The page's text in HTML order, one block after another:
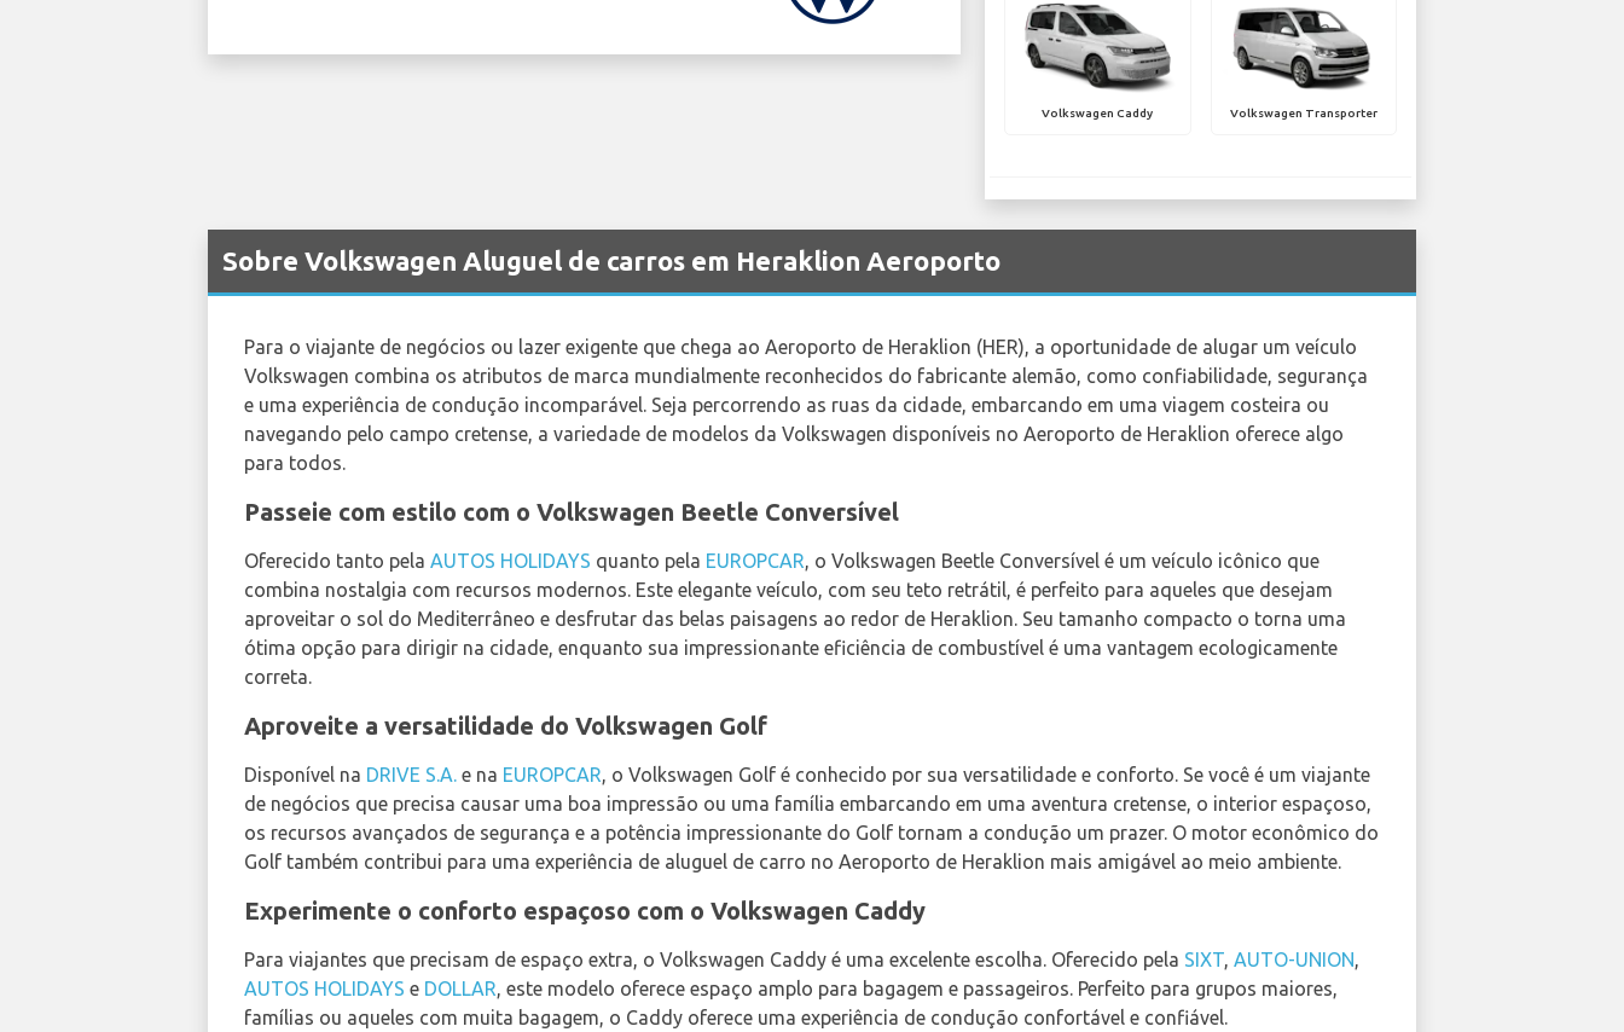
Volkswagen Caddy Volkswagen Transporter
Sobre Volkswagen Aluguel de carros em Heraklion Aeroporto
Para o viajante de negócios ou lazer exigente que chega ao Aeroporto de Heraklion (HER), a oportunidade de alugar um veículo
Volkswagen combina os atributos de marca mundialmente reconhecidos do fabricante alemão, como confiabilidade, segurança
e uma experiência de condução incomparável. Seja percorrendo as ruas da cidade, embarcando em uma viagem costeira ou
navegando pelo campo cretense, a variedade de modelos da Volkswagen disponíveis no Aeroporto de Heraklion oferece algo
para todos.
Passeie com estilo com o Volkswagen Beetle Conversível
Oferecido tanto pela AUTOS HOLIDAYS quanto pela EUROPCAR, o Volkswagen Beetle Conversível é um veículo icônico que
combina nostalgia com recursos modernos. Este elegante veículo, com seu teto retrátil, é perfeito para aqueles que desejam
aproveitar o sol do Mediterrâneo e desfrutar das belas paisagens ao redor de Heraklion. Seu tamanho compacto o torna uma
ótima opção para dirigir na cidade, enquanto sua impressionante eficiência de combustível é uma vantagem ecologicamente
correta.
Aproveite a versatilidade do Volkswagen Golf
Disponível na DRIVE S.A. e na EUROPCAR, o Volkswagen Golf é conhecido por sua versatilidade e conforto. Se você é um viajante
de negócios que precisa causar uma boa impressão ou uma família embarcando em uma aventura cretense, o interior espaçoso,
os recursos avançados de segurança e a potência impressionante do Golf tornam a condução um prazer. O motor econômico do
Golf também contribui para uma experiência de aluguel de carro no Aeroporto de Heraklion mais amigável ao meio ambiente.
Experimente o conforto espaçoso com o Volkswagen Caddy
Para viajantes que precisam de espaço extra, o Volkswagen Caddy é uma excelente escolha. Oferecido pela SIXT, AUTO-UNION,
AUTOS HOLIDAYS e DOLLAR, este modelo oferece espaço amplo para bagagem e passageiros. Perfeito para grupos maiores,
famílias ou aqueles com muita bagagem, o Caddy oferece uma experiência de condução confortável e confiável.